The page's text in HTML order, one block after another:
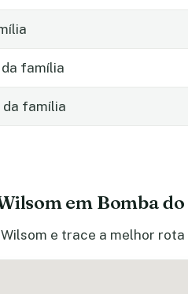
família
da família
em Bomba
e trace a melhor